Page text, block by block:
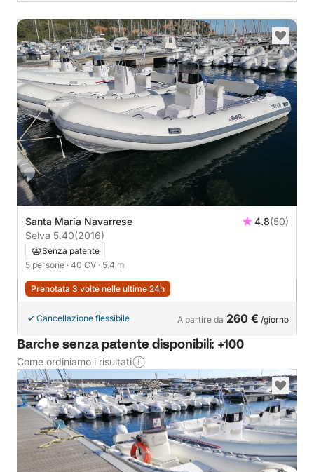
Santa Maria Navarrese 4.8(50)
Selva 5.40(2016)
Senza patente
5 persone · 40 CV · 5.4 m
Prenotata 3 volte nelle ultime 24h
Cancellazione flessibile A partire da 260 € /giorno
Barche senza patente disponibili: +100
Come ordiniamo i risultati